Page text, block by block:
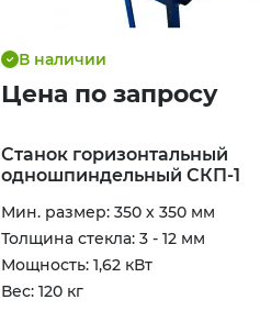
В наличии
Цена по запросу
Станок горизонтальный
одношпиндельный СКП-1
Мин. размер: 350 х 350 мм
Толщина стекла: 3 - 12 мм
Мощность: 1,62 кВт
Вес: 120 кг